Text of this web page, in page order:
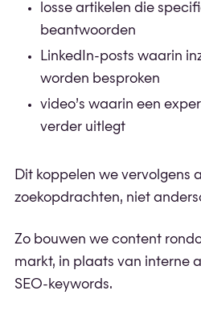
losse artikelen die
beantwoorden
LinkedIn-posts waarin
worden besproken
video’s waarin een
verder uitlegt
Dit koppelen we vervolgens
zoekopdrachten, niet
Zo bouwen we content
markt, in plaats van interne
SEO-keywords.